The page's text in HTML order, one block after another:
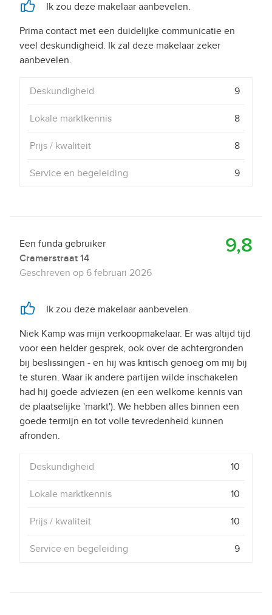
Ik zou deze makelaar aanbevelen.
Prima contact met een duidelijke communicatie en
veel deskundigheid. Ik zal deze makelaar zeker
aanbevelen.
Deskundigheid 9
Lokale marktkennis 8
Prijs / kwaliteit 8
Service en begeleiding 9
Een funda gebruiker
Cramerstraat 14
Geschreven op 6 februari 2026
9,8
Ik zou deze makelaar aanbevelen.
Niek Kamp was mijn verkoopmakelaar. Er was altijd tijd
voor een helder gesprek, ook over de achtergronden
bij beslissingen - en hij was kritisch genoeg om mij bij
te sturen. Waar ik andere partijen wilde inschakelen
had hij goede adviezen (en een welkome kennis van
de plaatselijke 'markt'). We hebben alles binnen een
goede termijn en tot volle tevredenheid kunnen
afronden.
Deskundigheid 10
Lokale marktkennis 10
Prijs / kwaliteit 10
Service en begeleiding 9